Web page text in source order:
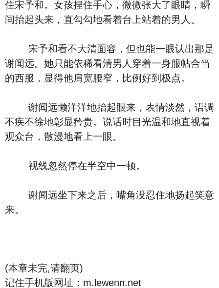
住宋予和。女孩捏住手心，微微张大了眼睛，瞬
间抬起头来，直勾勾地看着台上站着的男人。
宋予和看不大清面容，但也能一眼认出那是
谢闻远。她只能依稀看清男人穿着一身服帖合当
的西服，显得他肩宽腰窄，比例好到极点。
谢闻远懒洋洋地抬起眼来，表情淡然，语调
不疾不徐地彰显矜贵。说话时目光温和地直视着
观众台，散漫地看上一眼。
视线忽然停在半空中一顿。
谢闻远坐下来之后，嘴角没忍住地扬起笑意
来。
(本章未完,请翻页)
记住手机版网址：m.lewenn.net